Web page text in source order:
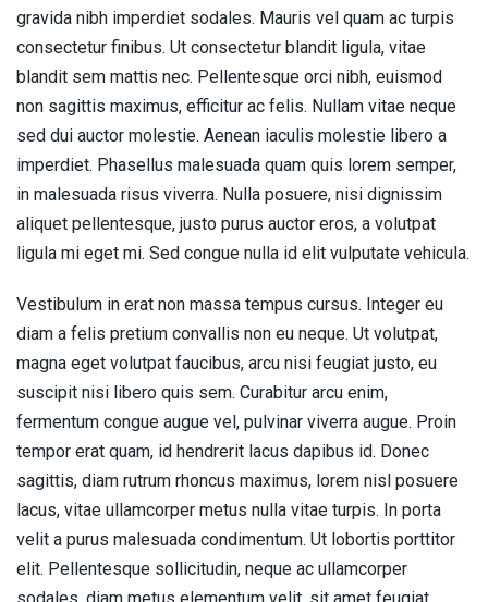
gravida nibh imperdiet sodales. Mauris vel quam ac turpis
consectetur finibus. Ut consectetur blandit ligula, vitae
blandit sem mattis nec. Pellentesque orci nibh, euismod
non sagittis maximus, efficitur ac felis. Nullam vitae neque
sed dui auctor molestie. Aenean iaculis molestie libero a
imperdiet. Phasellus malesuada quam quis lorem semper,
in malesuada risus viverra. Nulla posuere, nisi dignissim
aliquet pellentesque, justo purus auctor eros, a volutpat
ligula mi eget mi. Sed congue nulla id elit vulputate vehicula.
Vestibulum in erat non massa tempus cursus. Integer eu
diam a felis pretium convallis non eu neque. Ut volutpat,
magna eget volutpat faucibus, arcu nisi feugiat justo, eu
suscipit nisi libero quis sem. Curabitur arcu enim,
fermentum congue augue vel, pulvinar viverra augue. Proin
tempor erat quam, id hendrerit lacus dapibus id. Donec
sagittis, diam rutrum rhoncus maximus, lorem nisl posuere
lacus, vitae ullamcorper metus nulla vitae turpis. In porta
velit a purus malesuada condimentum. Ut lobortis porttitor
elit. Pellentesque sollicitudin, neque ac ullamcorper
sodales, diam metus elementum velit, sit amet feugiat